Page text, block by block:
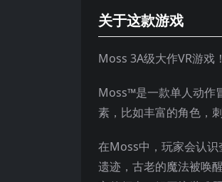
关于这款游戏
Moss 3A级大作VR游戏
Moss™是一款单人动作
素，比如丰富的角色，
在Moss中，玩家会认
遗迹，古老的魔法被唤